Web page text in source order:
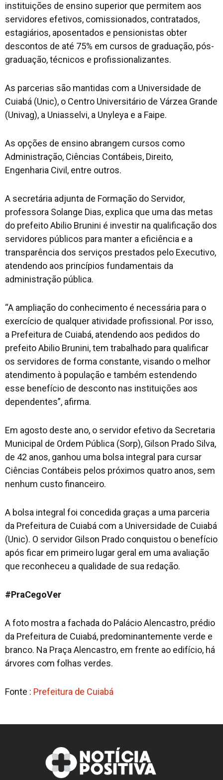
instituições de ensino superior que permitem aos
servidores efetivos, comissionados, contratados,
estagiários, aposentados e pensionistas obter
descontos de até 75% em cursos de graduação, pós-
graduação, técnicos e profissionalizantes.
As parcerias são mantidas com a Universidade de
Cuiabá (Unic), o Centro Universitário de Várzea Grande
(Univag), a Uniasselvi, a Unyleya e a Faipe.
As opções de ensino abrangem cursos como
Administração, Ciências Contábeis, Direito,
Engenharia Civil, entre outros.
A secretária adjunta de Formação do Servidor,
professora Solange Dias, explica que uma das metas
do prefeito Abilio Brunini é investir na qualificação dos
servidores públicos para manter a eficiência e a
transparência dos serviços prestados pelo Executivo,
atendendo aos princípios fundamentais da
administração pública.
“A ampliação do conhecimento é necessária para o
exercício de qualquer atividade profissional. Por isso,
a Prefeitura de Cuiabá, atendendo aos pedidos do
prefeito Abilio Brunini, tem trabalhado para qualificar
os servidores de forma constante, visando o melhor
atendimento à população e também estendendo
esse benefício de desconto nas instituições aos
dependentes”, afirma.
Em agosto deste ano, o servidor efetivo da Secretaria
Municipal de Ordem Pública (Sorp), Gilson Prado Silva,
de 42 anos, ganhou uma bolsa integral para cursar
Ciências Contábeis pelos próximos quatro anos, sem
nenhum custo financeiro.
A bolsa integral foi concedida graças a uma parceria
da Prefeitura de Cuiabá com a Universidade de Cuiabá
(Unic). O servidor Gilson Prado conquistou o benefício
após ficar em primeiro lugar geral em uma avaliação
que reconheceu a qualidade de sua redação.
#PraCegoVer
A foto mostra a fachada do Palácio Alencastro, prédio
da Prefeitura de Cuiabá, predominantemente verde e
branco. Na Praça Alencastro, em frente ao edifício, há
árvores com folhas verdes.
Fonte : Prefeitura de Cuiabá